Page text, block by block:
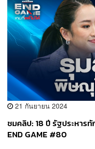
21 กันยายน 2024
ชมคลิป: 18 ปี รัฐประหาร
END GAME #80